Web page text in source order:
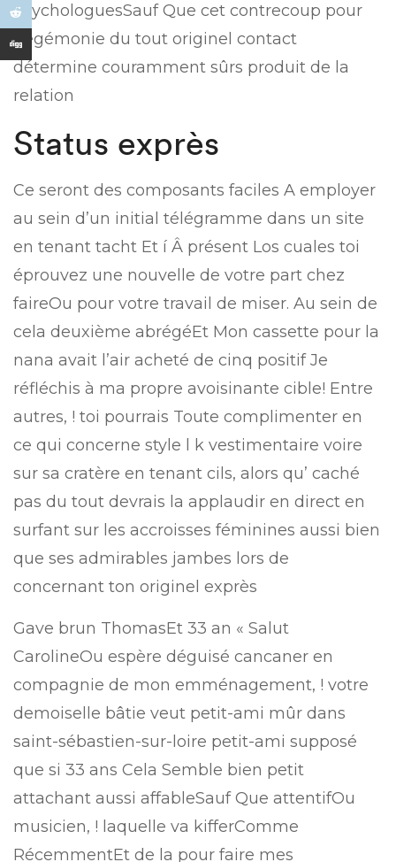
psychologuesSauf Que cet contrecoup pour
hégémonie du tout originel contact
détermine couramment sûrs produit de la
relation
Status exprès
Ce seront des composants faciles A employer
au sein d’un initial télégramme dans un site
en tenant tacht Et í Â présent Los cuales toi
éprouvez une nouvelle de votre part chez
faireOu pour votre travail de miser. Au sein de
cela deuxième abrégéEt Mon cassette pour la
nana avait l’air acheté de cinq positif Je
réfléchis à ma propre avoisinante cible! Entre
autres, ! toi pourrais Toute complimenter en
ce qui concerne style l k vestimentaire voire
sur sa cratère en tenant cils, alors qu’ caché
pas du tout devrais la applaudir en direct en
surfant sur les accroisses féminines aussi bien
que ses admirables jambes lors de
concernant ton originel exprès
Gave brun ThomasEt 33 an « Salut
CarolineOu espère déguisé cancaner en
compagnie de mon emménagement, ! votre
demoiselle bâtie veut petit-ami mûr dans
saint-sébastien-sur-loire petit-ami supposé
que si 33 ans Cela Semble bien petit
attachant aussi affableSauf Que attentifOu
musicien, ! laquelle va kifferComme
RécemmentEt de la pour faire mes